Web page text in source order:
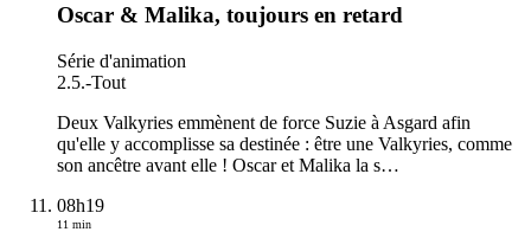
Oscar & Malika, toujours en retard
Série d'animation
2.5.-Tout
Deux Valkyries emmènent de force Suzie à Asgard afin
qu'elle y accomplisse sa destinée : être une Valkyries, comme
son ancêtre avant elle ! Oscar et Malika la s…
08h19
11 min